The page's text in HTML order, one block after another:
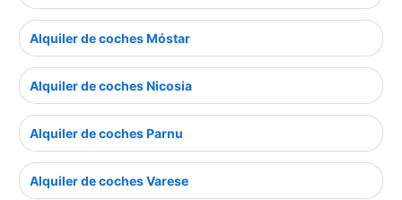
Alquiler de coches Móstar
Alquiler de coches Nicosia
Alquiler de coches Parnu
Alquiler de coches Varese